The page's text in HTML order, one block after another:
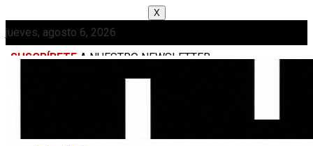
X
jueves, agosto 6, 2026
SUSCRÍBETE A NUESTRO NEWSLETTER